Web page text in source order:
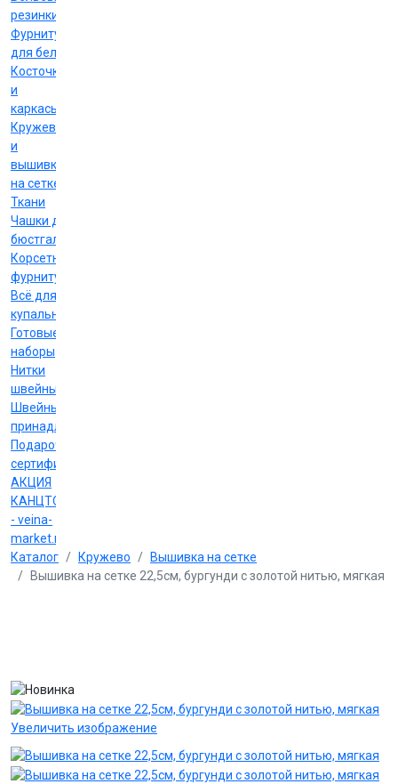
резинки
Фурнитура
для белья
Косточки
и
каркасы
Кружево
и
вышивка
на сетке
Ткани
Чашки для
бюстгальтеров
Корсетная
фурнитура
Всё для
купальников
Готовые
наборы
Нитки
швейные
Швейные
принадлежности
Подарочные
сертификаты
АКЦИЯ
КАНЦТОВАРЫ
- veina-
market.ru
Каталог
Кружево
Вышивка на сетке
Вышивка на сетке 22,5см, бургунди с золотой нитью, мягкая
Увеличить изображение